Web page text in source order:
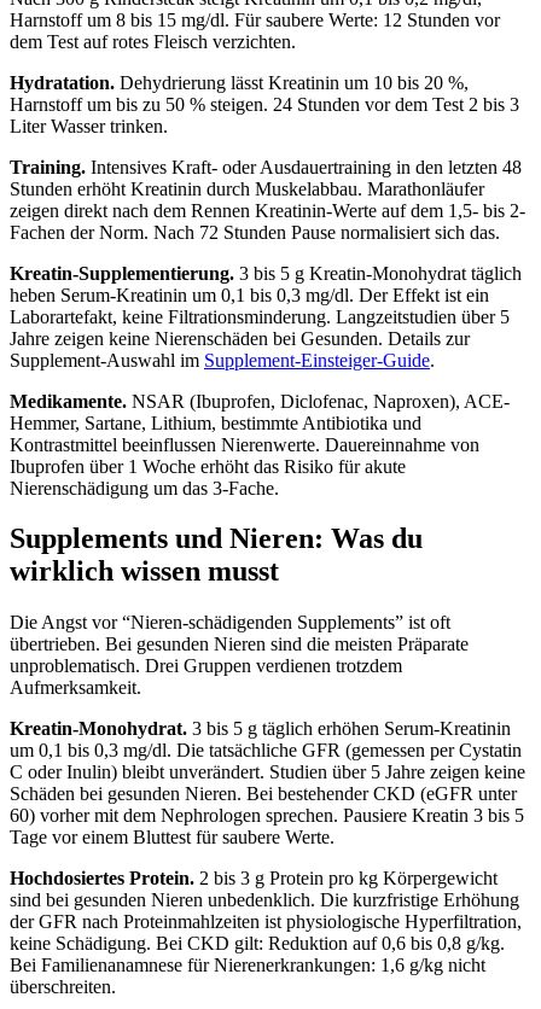
Harnstoff um 8 bis 15 mg/dl. Für saubere Werte: 12 Stunden vor
dem Test auf rotes Fleisch verzichten.
Hydratation. Dehydrierung lässt Kreatinin um 10 bis 20 %,
Harnstoff um bis zu 50 % steigen. 24 Stunden vor dem Test 2 bis 3
Liter Wasser trinken.
Training. Intensives Kraft- oder Ausdauertraining in den letzten 48
Stunden erhöht Kreatinin durch Muskelabbau. Marathonläufer
zeigen direkt nach dem Rennen Kreatinin-Werte auf dem 1,5- bis 2-
Fachen der Norm. Nach 72 Stunden Pause normalisiert sich das.
Kreatin-Supplementierung. 3 bis 5 g Kreatin-Monohydrat täglich
heben Serum-Kreatinin um 0,1 bis 0,3 mg/dl. Der Effekt ist ein
Laborartefakt, keine Filtrationsminderung. Langzeitstudien über 5
Jahre zeigen keine Nierenschäden bei Gesunden. Details zur
Supplement-Auswahl im Supplement-Einsteiger-Guide.
Medikamente. NSAR (Ibuprofen, Diclofenac, Naproxen), ACE-
Hemmer, Sartane, Lithium, bestimmte Antibiotika und
Kontrastmittel beeinflussen Nierenwerte. Dauereinnahme von
Ibuprofen über 1 Woche erhöht das Risiko für akute
Nierenschädigung um das 3-Fache.
Supplements und Nieren: Was du
wirklich wissen musst
Die Angst vor “Nieren-schädigenden Supplements” ist oft
übertrieben. Bei gesunden Nieren sind die meisten Präparate
unproblematisch. Drei Gruppen verdienen trotzdem
Aufmerksamkeit.
Kreatin-Monohydrat. 3 bis 5 g täglich erhöhen Serum-Kreatinin
um 0,1 bis 0,3 mg/dl. Die tatsächliche GFR (gemessen per Cystatin
C oder Inulin) bleibt unverändert. Studien über 5 Jahre zeigen keine
Schäden bei gesunden Nieren. Bei bestehender CKD (eGFR unter
60) vorher mit dem Nephrologen sprechen. Pausiere Kreatin 3 bis 5
Tage vor einem Bluttest für saubere Werte.
Hochdosiertes Protein. 2 bis 3 g Protein pro kg Körpergewicht
sind bei gesunden Nieren unbedenklich. Die kurzfristige Erhöhung
der GFR nach Proteinmahlzeiten ist physiologische Hyperfiltration,
keine Schädigung. Bei CKD gilt: Reduktion auf 0,6 bis 0,8 g/kg.
Bei Familienanamnese für Nierenerkrankungen: 1,6 g/kg nicht
überschreiten.